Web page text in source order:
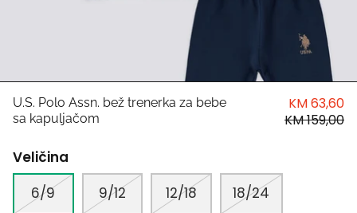
LIU JO
Harvard
U.S. Polo Assn. bež trenerka za bebe
sa kapuljačom
KM 63,60
KM 159,00
Veličina
6/9
9/12 12/18 18/24